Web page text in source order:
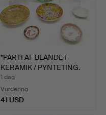
*PARTI AF BLANDET
KERAMIK / PYNTETING.
1 dag
Vurdering
41 USD